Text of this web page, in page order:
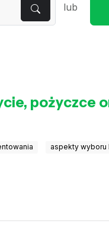
lub
pożyczce
aspekty wyboru